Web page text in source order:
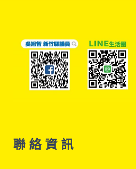
聯 絡 資 訊